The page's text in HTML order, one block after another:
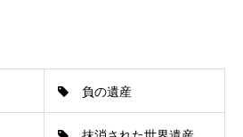
負の遺産